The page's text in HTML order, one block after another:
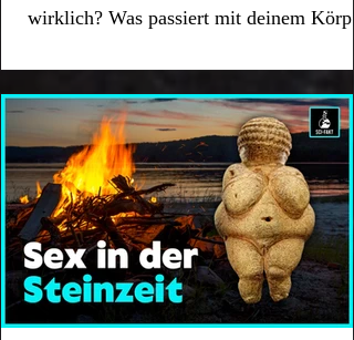
wirklich? Was passiert mit deinem